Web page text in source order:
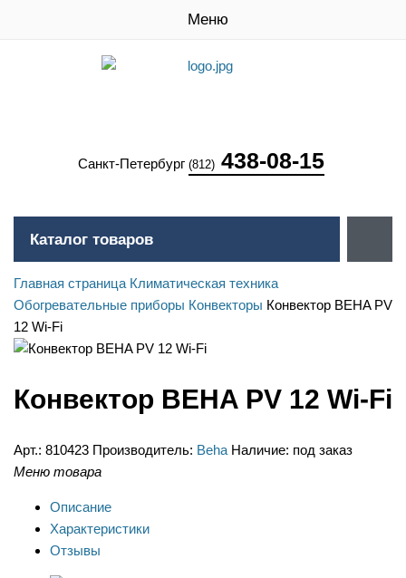
Меню
Санкт-Петербург (812) 438-08-15
Каталог товаров
Главная страница Климатическая техника
Обогревательные приборы Конвекторы Конвектор BEHA PV
12 Wi-Fi
Конвектор BEHA PV 12 Wi-Fi
Арт.: 810423 Производитель: Beha Наличие: под заказ
Меню товара
Описание
Характеристики
Отзывы